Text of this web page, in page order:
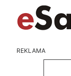
REKLAMA